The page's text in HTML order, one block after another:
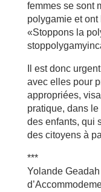
femmes se sont
polygamie et
«Stoppons la
Il est donc
avec elles pour
appropriées,
pratique, dans
des enfants, qui
des citoyens à
***
Yolande